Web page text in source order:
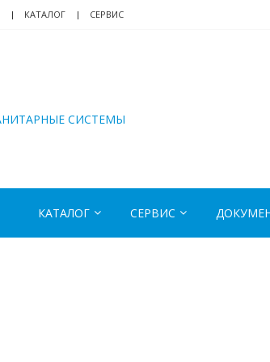
КАТАЛОГ СЕРВИС
СИСТЕМЫ
КАТАЛОГ СЕРВИС